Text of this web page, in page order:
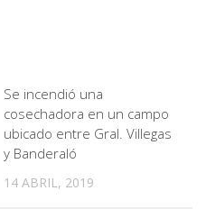
Se incendió una
cosechadora en un campo
ubicado entre Gral. Villegas
y Banderaló
14 ABRIL, 2019